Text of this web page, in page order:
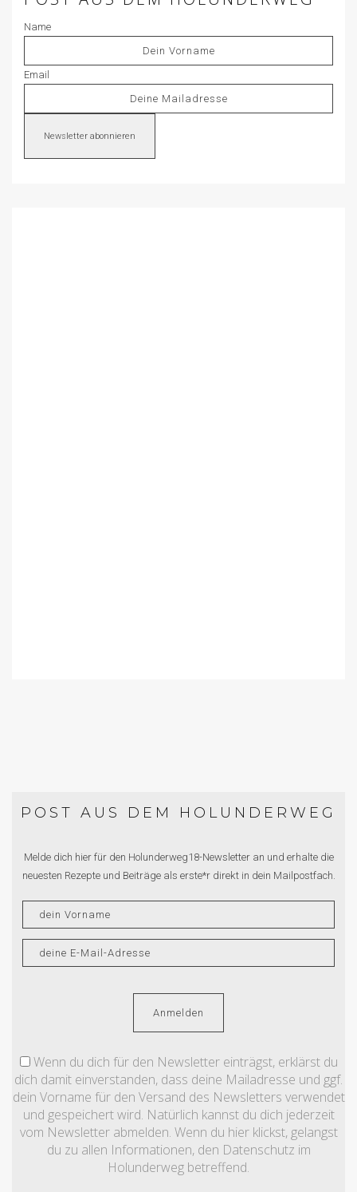
Name
Email
Newsletter abonnieren
POST AUS DEM HOLUNDERWEG
Melde dich hier für den Holunderweg18-Newsletter an und erhalte die
neuesten Rezepte und Beiträge als erste*r direkt in dein Mailpostfach.
Wenn du dich für den Newsletter einträgst, erklärst du
dich damit einverstanden, dass deine Mailadresse und ggf.
dein Vorname für den Versand des Newsletters verwendet
und gespeichert wird. Natürlich kannst du dich jederzeit
vom Newsletter abmelden. Wenn du hier klickst, gelangst
du zu allen Informationen, den Datenschutz im
Holunderweg betreffend.